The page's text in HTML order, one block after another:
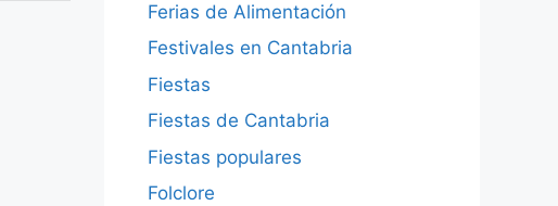
Ferias de Alimentación
Festivales en Cantabria
Fiestas
Fiestas de Cantabria
Fiestas populares
Folclore